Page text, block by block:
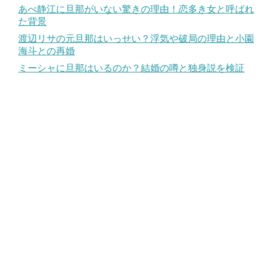
あべ静江に旦那がいない驚きの理由！恋多き女と呼ばれ
た背景
渡辺リサの元旦那はいっせい？浮気や破局の理由と小園
海斗との再婚
ミーシャに旦那はいるのか？結婚の噂と独身説を検証